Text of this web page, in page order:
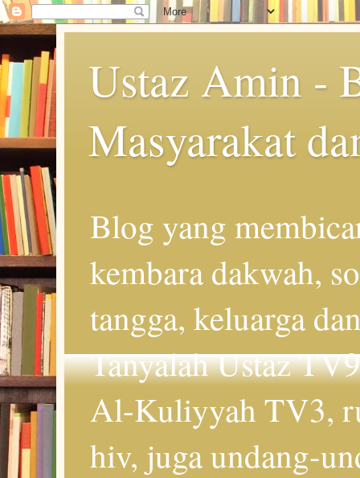
Ustaz Amin -
Masyarakat
Blog yang
kembara dakwah,
tangga, keluarga
Tanyalah Ustaz
Al-Kuliyyah TV3,
hiv, juga undang-